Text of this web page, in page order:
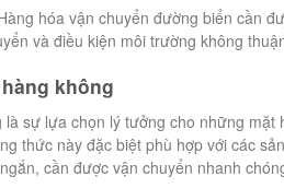
hóa vận chuyển đường biển cần
và điều kiện môi trường không
không
sự lựa chọn lý tưởng cho những
thức này đặc biệt phù hợp với các
cần được vận chuyển nhanh